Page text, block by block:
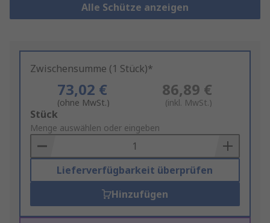
Alle Schütze anzeigen
Zwischensumme (1 Stück)*
73,02 €
(ohne MwSt.)
86,89 €
(inkl. MwSt.)
Add
to
Basket
Stück
Menge auswählen oder eingeben
Lieferverfügbarkeit überprüfen
Hinzufügen